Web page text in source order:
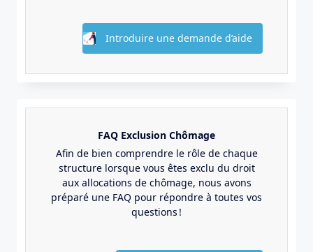
Introduire une demande d’aide
FAQ Exclusion Chômage
Afin de bien comprendre le rôle de chaque
structure lorsque vous êtes exclu du droit
aux allocations de chômage, nous avons
préparé une FAQ pour répondre à toutes vos
questions !